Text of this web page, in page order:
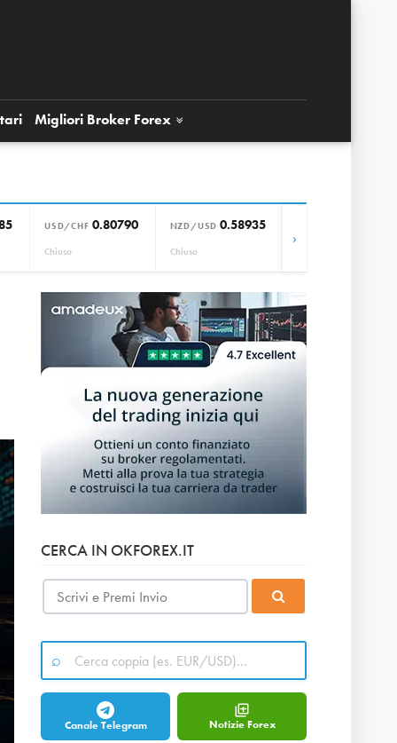
Migliori Broker Forex
USD/CHF 0.80790
Chiuso
NZD/USD 0.58935
Chiuso
›
CERCA IN OKFOREX.IT
Canale Telegram Notizie Forex